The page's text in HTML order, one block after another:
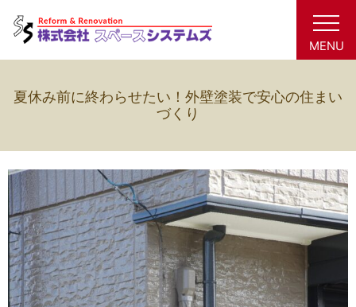
MENU
夏休み前に終わらせたい！外壁塗装で安心の住まい
づくり